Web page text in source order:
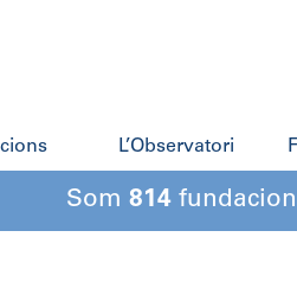
L’Observatori
Som 814